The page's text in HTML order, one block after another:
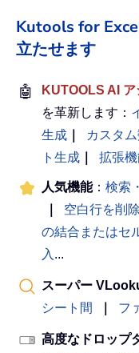
Kutools for
立たせます
🤖 KUTOOLS AI ア
を革新します：
生成
カスタ
ト生成
拡張
人気機能： 検索
空白行を削
の結合またはセ
入 ...
スーパー
シート間
フ
高度なドロップ